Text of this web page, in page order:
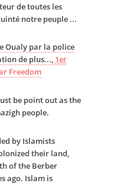
de toutes les
notre peuple ...
Oualy par la police
de plus..., 1er
Freedom
be point out as the
people.
by Islamists
their land,
of the Berber
ago. Islam is